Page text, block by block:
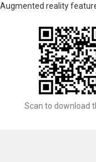
Augmented reality
Scan to download